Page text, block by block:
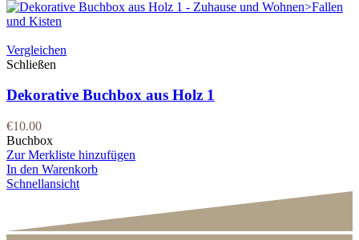
Vergleichen
Schließen
Dekorative Buchbox aus Holz 1
€10.00
Buchbox
Zur Merkliste hinzufügen
In den Warenkorb
Schnellansicht